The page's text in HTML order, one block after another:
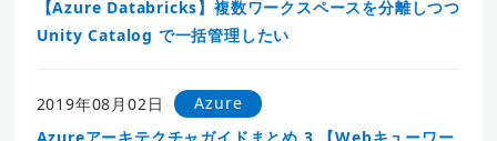
【Azure Databricks】複数ワークスペースを分離しつつ
Unity Catalog で一括管理したい
2019年08月02日
Azure